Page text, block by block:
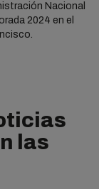
Nacional
2024 en el
las